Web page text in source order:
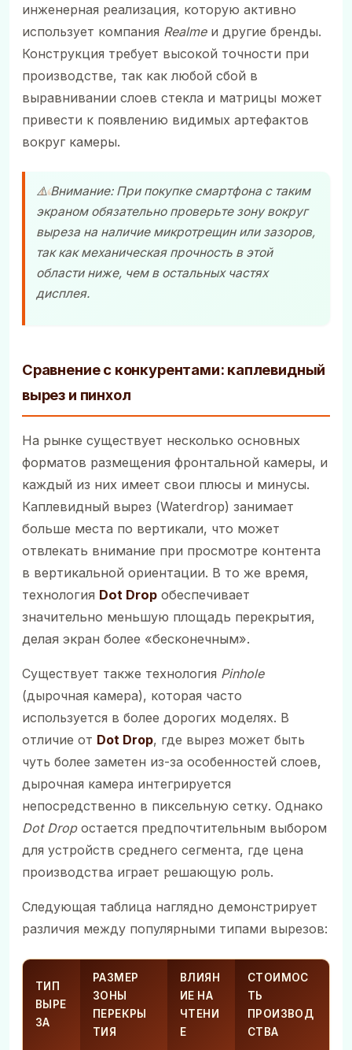
инженерная реализация, которую активно
использует компания Realmeи другие бренды.
Конструкция требует высокой точности при
производстве, так как любой сбой в
выравнивании слоев стекла и матрицы может
привести к появлению видимых артефактов
вокруг камеры.
⚠️ Внимание: При покупке смартфона с таким
экраном обязательно проверьте зону вокруг
выреза на наличие микротрещин или зазоров,
так как механическая прочность в этой
области ниже, чем в остальных частях
дисплея.
Сравнение с конкурентами: каплевидный
вырез и пинхол
На рынке существует несколько основных
форматов размещения фронтальной камеры, и
каждый из них имеет свои плюсы и минусы.
Каплевидный вырез (Waterdrop) занимает
больше места по вертикали, что может
отвлекать внимание при просмотре контента
в вертикальной ориентации. В то же время,
технология Dot Drop обеспечивает
значительно меньшую площадь перекрытия,
делая экран более «бесконечным».
Существует также технология Pinhole
(дырочная камера), которая часто
используется в более дорогих моделях. В
отличие от Dot Drop, где вырез может быть
чуть более заметен из-за особенностей слоев,
дырочная камера интегрируется
непосредственно в пиксельную сетку. Однако
Dot Dropостается предпочтительным выбором
для устройств среднего сегмента, где цена
производства играет решающую роль.
Следующая таблица наглядно демонстрирует
различия между популярными типами вырезов:
ТИП
ВЫРЕ
ЗА
РАЗМЕР
ЗОНЫ
ПЕРЕКРЫ
ТИЯ
ВЛИЯН
ИЕ НА
ЧТЕНИ
Е
СТОИМОС
ТЬ
ПРОИЗВОД
СТВА